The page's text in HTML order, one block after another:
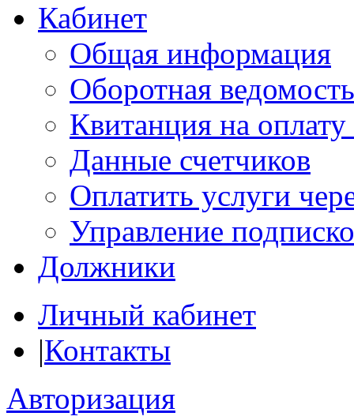
Кабинет
Общая информация
Оборотная ведомость
Квитанция на
Данные счетчиков
Оплатить услуги
Управление
Должники
Личный кабинет
|Контакты
Авторизация